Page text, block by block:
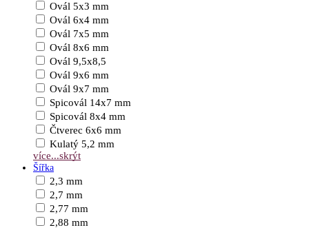
Ovál 5x3 mm
Ovál 6x4 mm
Ovál 7x5 mm
Ovál 8x6 mm
Ovál 9,5x8,5
Ovál 9x6 mm
Ovál 9x7 mm
Spicovál 14x7 mm
Spicovál 8x4 mm
Čtverec 6x6 mm
Kulatý 5,2 mm
více...skrýt
Šířka
2,3 mm
2,7 mm
2,77 mm
2,88 mm